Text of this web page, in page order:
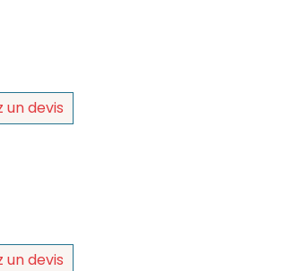
un devis
un devis